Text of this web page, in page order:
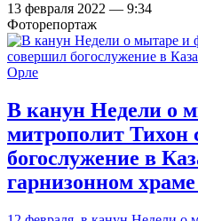
13 февраля 2022 — 9:34
Фоторепортаж
В канун Недели о
митрополит Тихон
богослужение в
гарнизонном